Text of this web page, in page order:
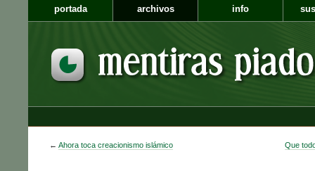
portada archivos info
← Ahora toca creacionismo islámico Que